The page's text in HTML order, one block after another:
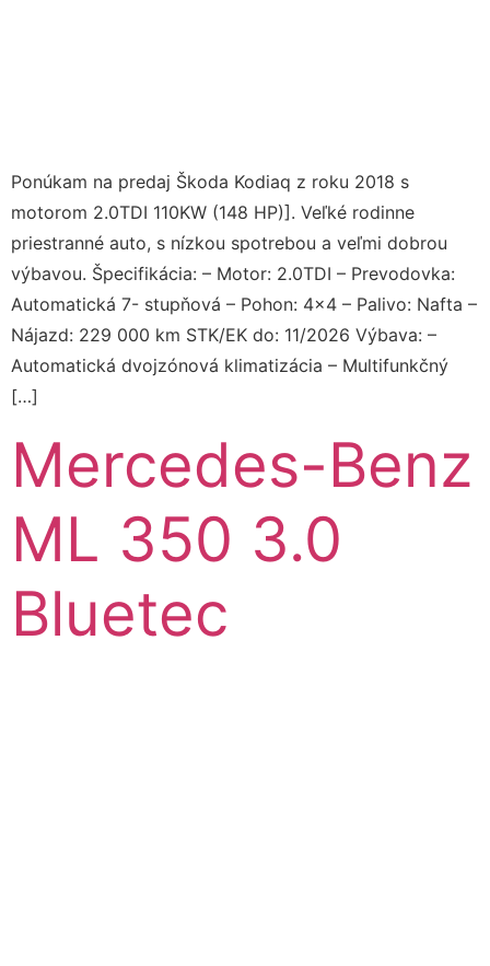
Ponúkam na predaj Škoda Kodiaq z roku 2018 s
motorom 2.0TDI 110KW (148 HP)]. Veľké rodinne
priestranné auto, s nízkou spotrebou a veľmi dobrou
výbavou. Špecifikácia: – Motor: 2.0TDI – Prevodovka:
Automatická 7- stupňová – Pohon: 4×4 – Palivo: Nafta –
Nájazd: 229 000 km STK/EK do: 11/2026 Výbava: –
Automatická dvojzónová klimatizácia – Multifunkčný
[…]
Mercedes-Benz
ML 350 3.0
Bluetec